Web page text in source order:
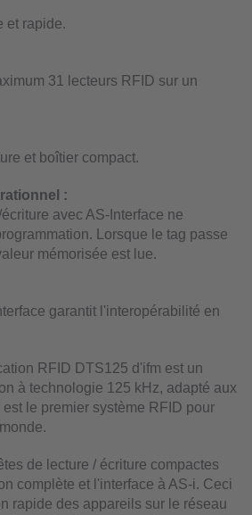
et rapide.
31 lecteurs RFID sur un
et boîtier compact.
:
avec AS-Interface ne
Lorsque le tag passe
mémorisée est lue.
garantit l'interopérabilité en
RFID DTS125 d'ifm est un
à technologie 125 kHz, adapté aux
le premier système RFID pour
de lecture / écriture compactes
complète et l'interface à AS-i. Ceci
rapide des appareils sur le réseau